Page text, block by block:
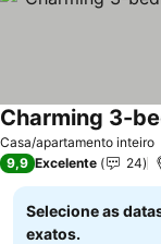
Casa/apartamento inteiro
Ver preços
9,9 Excelente 24
Selecione as
exatos.